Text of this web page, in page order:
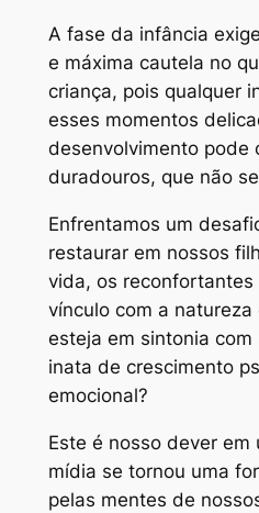
A fase da infância
e máxima cautela no
criança, pois qualquer
esses momentos
desenvolvimento pode
duradouros, que não
Enfrentamos um
restaurar em nossos
vida, os
vínculo com a
esteja em sintonia
inata de crescimento
emocional?
Este é nosso dever em
mídia se tornou uma
pelas mentes de